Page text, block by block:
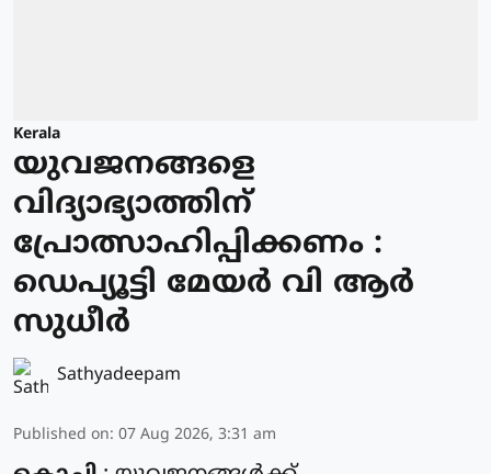
Kerala
യുവജനങ്ങളെ
വിദ്യാഭ്യാത്തിന്
പ്രോത്സാഹിപ്പിക്കണം :
ഡെപ്യൂട്ടി മേയർ വി ആർ
സുധീർ
Sathyadeepam
Published on: 07 Aug 2026, 3:31 am